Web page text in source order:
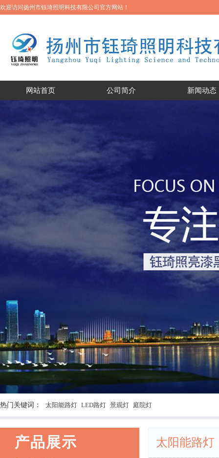
欢迎访问扬州市钰琦照明科技有限公司官方网站！
网站首页 公司简介 新闻动态
热门关键词： 太阳能路灯 LED路灯 景观灯 庭院灯
产品展示 太阳能路灯